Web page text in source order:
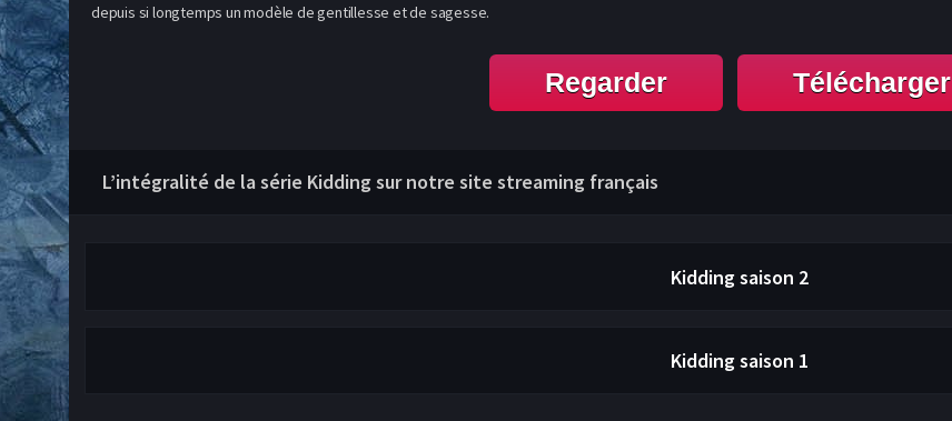
depuis si longtemps un modèle de gentillesse et de sagesse.
Regarder Télécharger
L’intégralité de la série Kidding sur notre site streaming français
Kiddingsaison 2
Kiddingsaison 1